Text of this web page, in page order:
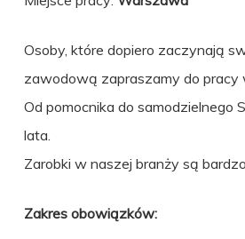
Osoby, które dopiero zaczynają
zawodową zapraszamy do pracy
Od pomocnika do samodzielnego
lata.
Zarobki w naszej branży są
Zakres obowiązków: